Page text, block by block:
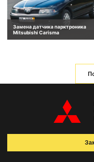
Замена датчика парктроника
Mitsubishi Carisma